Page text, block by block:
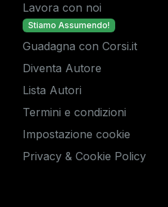
Lavora con noi
Stiamo Assumendo!
Guadagna con Corsi.it
Diventa Autore
Lista Autori
Termini e condizioni
Impostazione cookie
Privacy & Cookie Policy